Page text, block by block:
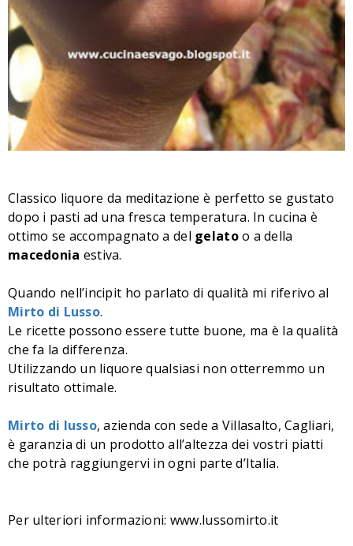
Classico liquore da meditazione è perfetto se gustato
dopo i pasti ad una fresca temperatura. In cucina è
ottimo se accompagnato a del gelatoo a della
macedonia estiva.
Quando nell’incipit ho parlato di qualità mi riferivo al
Mirto di Lusso.
Le ricette possono essere tutte buone, ma è la qualità
che fa la differenza.
Utilizzando un liquore qualsiasi non otterremmo un
risultato ottimale.
Mirto di lusso, azienda con sede a Villasalto, Cagliari,
è garanzia di un prodotto all’altezza dei vostri piatti
che potrà raggiungervi in ogni parte d’Italia.
Per ulteriori informazioni: www.lussomirto.it